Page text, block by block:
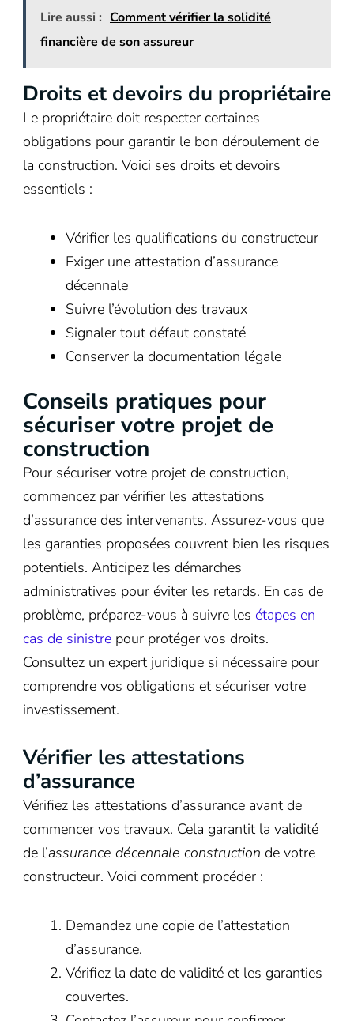
Lire aussi : Comment vérifier la solidité
financière de son assureur
Droits et devoirs du propriétaire
Le propriétaire doit respecter certaines
obligations pour garantir le bon déroulement de
la construction. Voici ses droits et devoirs
essentiels :
Vérifier les qualifications du constructeur
Exiger une attestation d’assurance
décennale
Suivre l’évolution des travaux
Signaler tout défaut constaté
Conserver la documentation légale
Conseils pratiques pour
sécuriser votre projet de
construction
Pour sécuriser votre projet de construction,
commencez par vérifier les attestations
d’assurance des intervenants. Assurez-vous que
les garanties proposées couvrent bien les risques
potentiels. Anticipez les démarches
administratives pour éviter les retards. En cas de
problème, préparez-vous à suivre les étapes en
cas de sinistre pour protéger vos droits.
Consultez un expert juridique si nécessaire pour
comprendre vos obligations et sécuriser votre
investissement.
Vérifier les attestations
d’assurance
Vérifiez les attestations d’assurance avant de
commencer vos travaux. Cela garantit la validité
de l’assurance décennale construction de votre
constructeur. Voici comment procéder :
Demandez une copie de l’attestation
d’assurance.
Vérifiez la date de validité et les garanties
couvertes.